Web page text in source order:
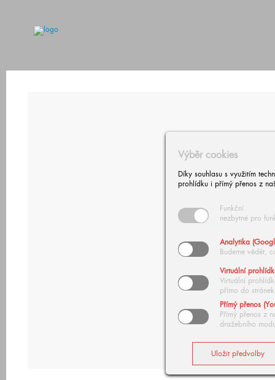
Výběr cookies
Díky souhlasu s využitím
prohlídku i přímý přenos z
Funkční
nezbytné pro
Analytika
Budeme vědět,
Virtuální
Virtuální
přímo do stránek
Přímý přenos
Přímý přenos z
dražebního